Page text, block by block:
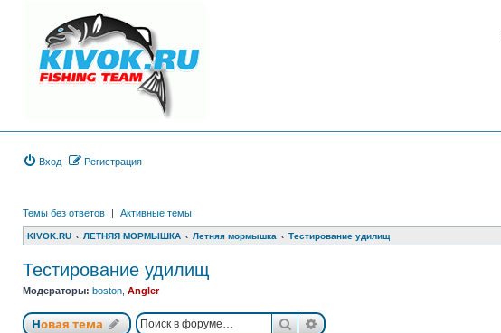
Вход Регистрация
Темы без ответов | Активные темы
KIVOK.RU ЛЕТНЯЯ МОРМЫШКА Летняя мормышка Тестирование удилищ
Тестирование удилищ
Модераторы: boston Angler
Новая тема ПоискРасширенный поиск